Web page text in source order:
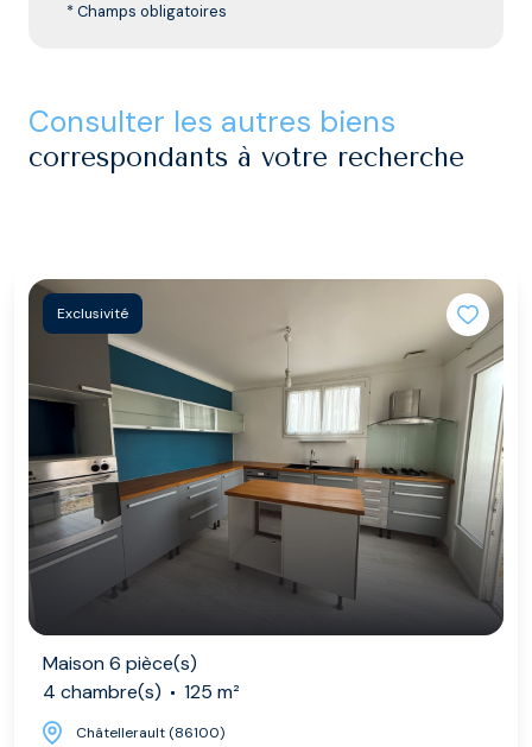
* Champs obligatoires
consulter les autres biens
correspondants à votre recherche
Exclusivité
Maison 6 pièce(s)
4 chambre(s)
125 m²
Châtellerault (86100)